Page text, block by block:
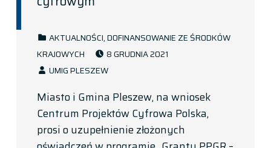
AKTUALNOŚCI,DOFINANSOWANIE ZE ŚRODKÓW
KRAJOWYCH
8 GRUDNIA 2021
UMIG PLESZEW
Miasto i Gmina Pleszew, na wniosek
Centrum Projektów Cyfrowa Polska,
prosi o uzupełnienie złożonych